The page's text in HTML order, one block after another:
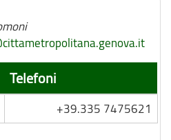
Telefoni
+39.335 7475621